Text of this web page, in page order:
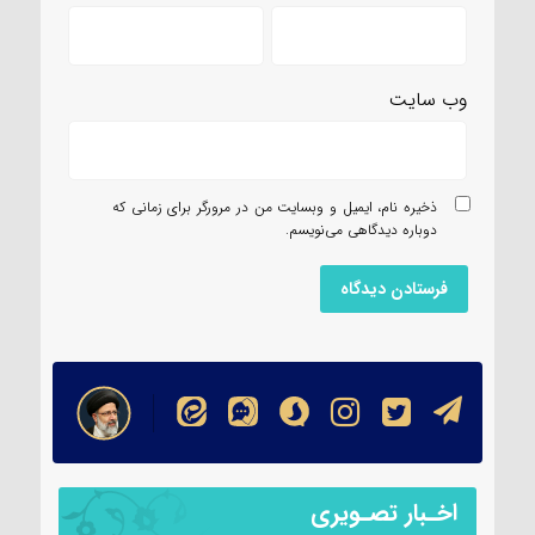
وب‌ سایت
ذخیره نام، ایمیل و وبسایت من در مرورگر برای زمانی که
دوباره دیدگاهی می‌نویسم.
اخـبار تصـویری